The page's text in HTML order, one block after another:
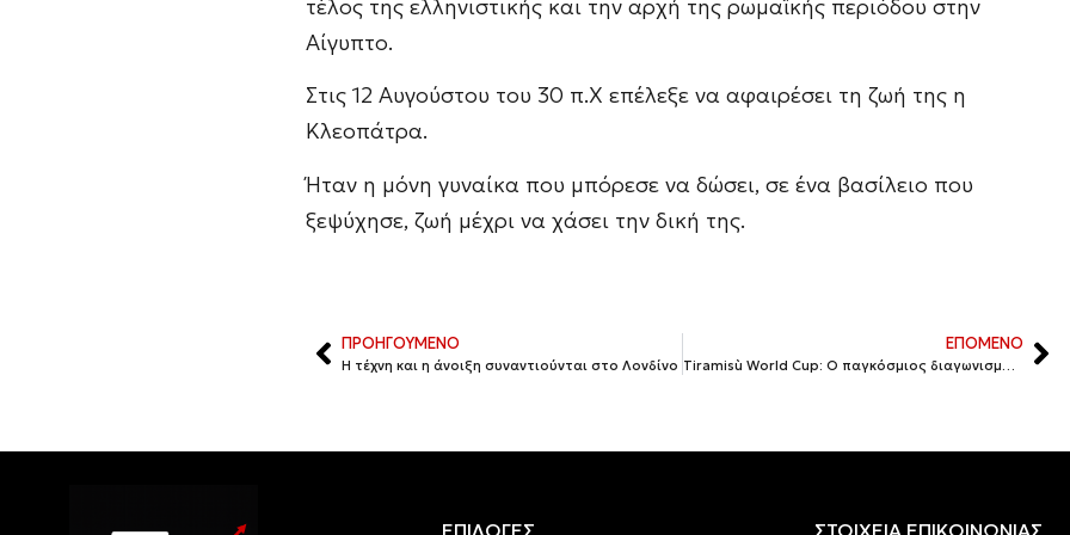
τέλος της ελληνιστικής και την αρχή της ρωμαϊκής περιόδου στην
Αίγυπτο.
Στις 12 Αυγούστου του 30 π.Χ επέλεξε να αφαιρέσει τη ζωή της η
Κλεοπάτρα.
Ήταν η μόνη γυναίκα που μπόρεσε να δώσει, σε ένα βασίλειο που
ξεψύχησε, ζωή μέχρι να χάσει την δική της.
ΠΡΟΗΓΟΥΜΕΝΟ
Η τέχνη και η άνοιξη συναντιούνται στο Λονδίνο
ΕΠΟΜΕΝΟ
ΕΠΙΛΟΓΕΣ ΣΤΟΙΧΕΙΑ ΕΠΙΚΟΙΝΩΝΙΑΣ